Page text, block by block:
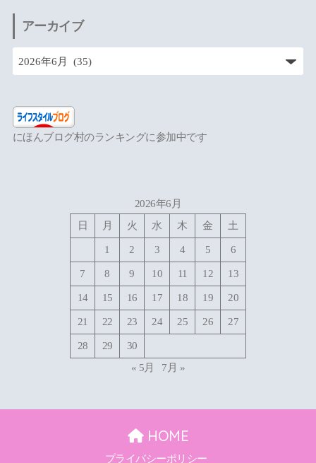
アーカイブ
にほんブログ村のランキングに参加中です
2026年6月
日
月 火 水 木 金 土
1 2 3 4 5 6
7 8 9 10 11 12 13
14 15 16 17 18 19 20
21 22 23 24 25 26 27
28 29
30
« 5月
7月 »
HOME
プライバシーポリシー